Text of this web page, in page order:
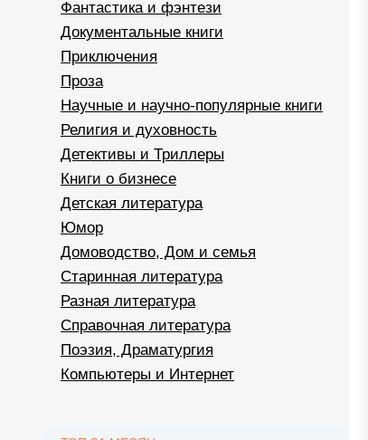
Фантастика и фэнтези
Документальные книги
Приключения
Проза
Научные и научно-популярные книги
Религия и духовность
Детективы и Триллеры
Книги о бизнесе
Детская литература
Юмор
Домоводство, Дом и семья
Старинная литература
Разная литература
Справочная литература
Поэзия, Драматургия
Компьютеры и Интернет